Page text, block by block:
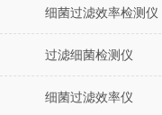
细菌过滤效率检测仪
过滤细菌检测仪
细菌过滤效率仪